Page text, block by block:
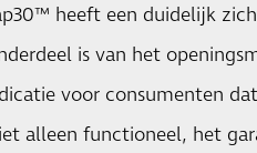
heeft een duidelijk
is van het
voor consumenten
alleen functioneel, het